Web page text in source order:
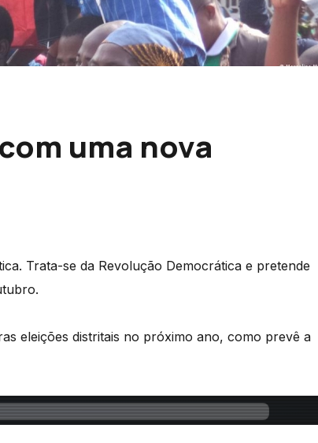
uma nova
Trata-se da Revolução Democrática e pretende
eleições distritais no próximo ano, como prevê a